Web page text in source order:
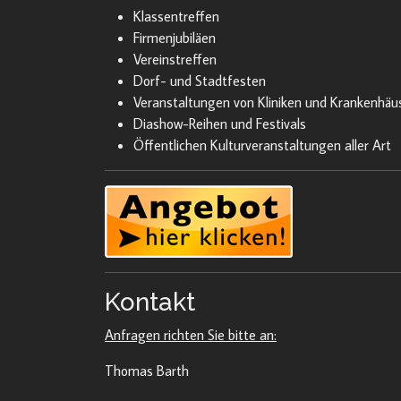
Klassentreffen
Firmenjubiläen
Vereinstreffen
Dorf- und Stadtfesten
Veranstaltungen von Kliniken und
Diashow-Reihen und Festivals
Öffentlichen Kulturveranstaltungen aller Art
Kontakt
Anfragen richten Sie bitte an:
Thomas Barth